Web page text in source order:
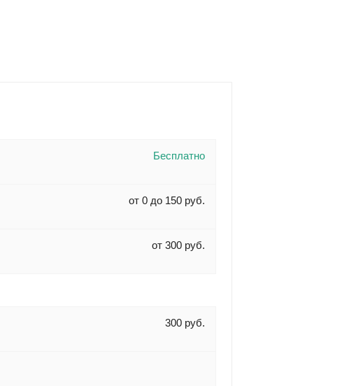
Бесплатно
от 0 до 150 руб.
от 300 руб.
300 руб.